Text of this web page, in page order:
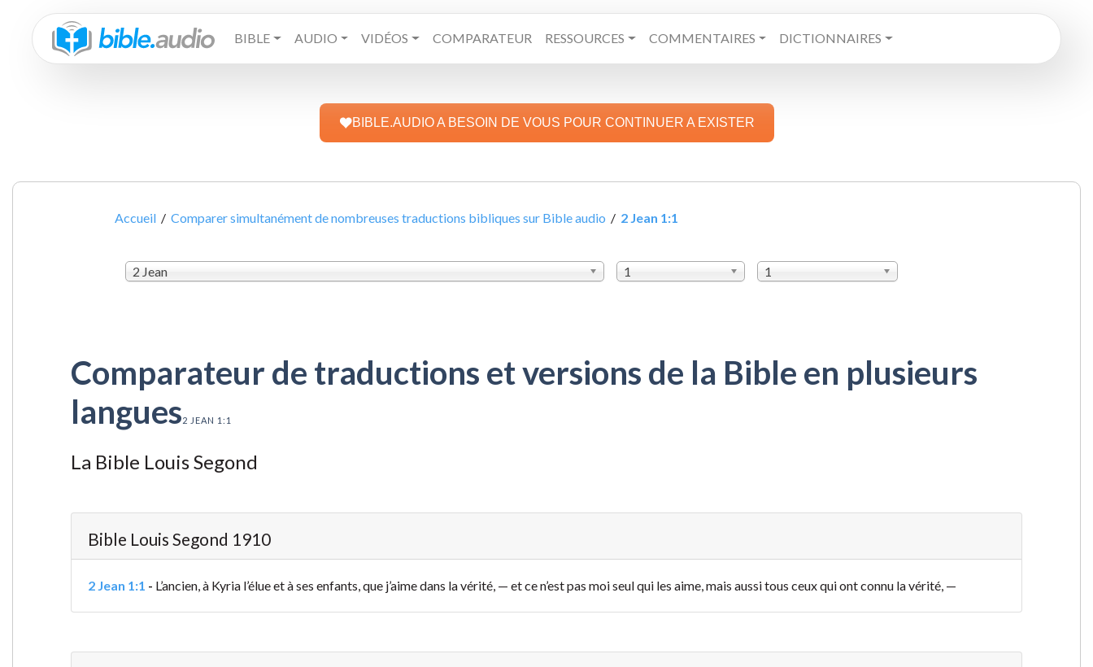
BIBLE AUDIO VIDÉOS COMPARATEUR RESSOURCES COMMENTAIRES DICTIONNAIRES
BIBLE.AUDIO A BESOIN DE VOUS POUR CONTINUER A EXISTER
Accueil /Comparer simultanément de nombreuses traductions bibliques sur Bible audio / 2 Jean 1:1
2 Jean 1 1
Comparateur de traductions et versions de la Bible en plusieurs
langues2 JEAN 1:1
La Bible Louis Segond
Bible Louis Segond 1910
2 Jean 1:1 - L’ancien, à Kyria l’élue et à ses enfants, que j’aime dans la vérité, — et ce n’est pas moi seul qui les aime, mais aussi tous ceux qui ont connu la vérité, —